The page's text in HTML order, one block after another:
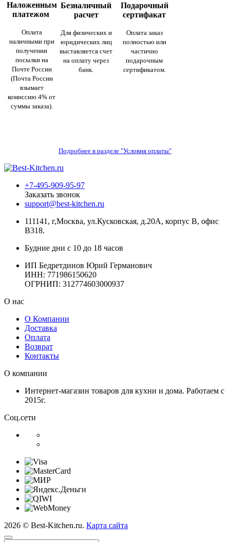
Наложенным
платежом
Оплата
наличными при
получении
посылки на
Почте России
(Почта России
взымает
комиссию 4% от
суммы заказа).
Безналичный
расчет
Для физических и
юридических лиц
выставляется счет
на оплату через
банк.
Подарочный
сертифакат
Оплата заказ
полностью или
частично
подарочным
сертификатом.
Подробнее в разделе "Условия оплаты"
+7-495-909-95-97
Заказать звонок
support@best-kitchen.ru
111141, г,Москва, ул.Кусковская, д.20А, корпус В, офис
В318.
Будние дни с 10 до 18 часов
ИП Бедретдинов Юрий Германович
ИНН: 771986150620
ОГРНИП: 312774603000937
О нас
О Компании
Доставка
Оплата
Возврат
Контакты
О компании
Интернет-магазин товаров для кухни и дома. Работаем с
2015г.
Соц.сети
2026 © Best-Kitchen.ru. Карта сайта